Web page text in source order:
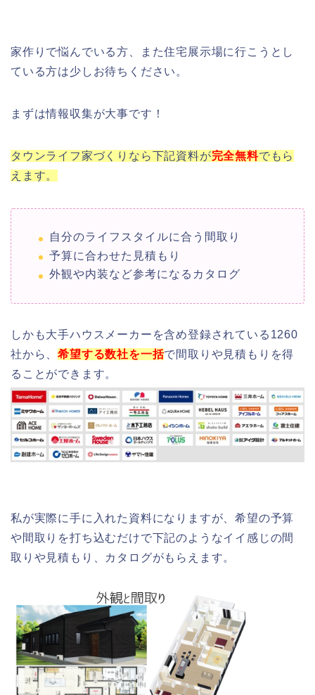
家作りで悩んでいる方、また住宅展示場に行こうとし
ている方は少しお待ちください。
まずは情報収集が大事です！
タウンライフ家づくりなら下記資料が完全無料でもら
えます。
自分のライフスタイルに合う間取り
予算に合わせた見積もり
外観や内装など参考になるカタログ
しかも大手ハウスメーカーを含め登録されている1260
社から、希望する数社を一括で間取りや見積もりを得
ることができます。
私が実際に手に入れた資料になりますが、希望の予算
や間取りを打ち込むだけで下記のようなイイ感じの間
取りや見積もり、カタログがもらえます。